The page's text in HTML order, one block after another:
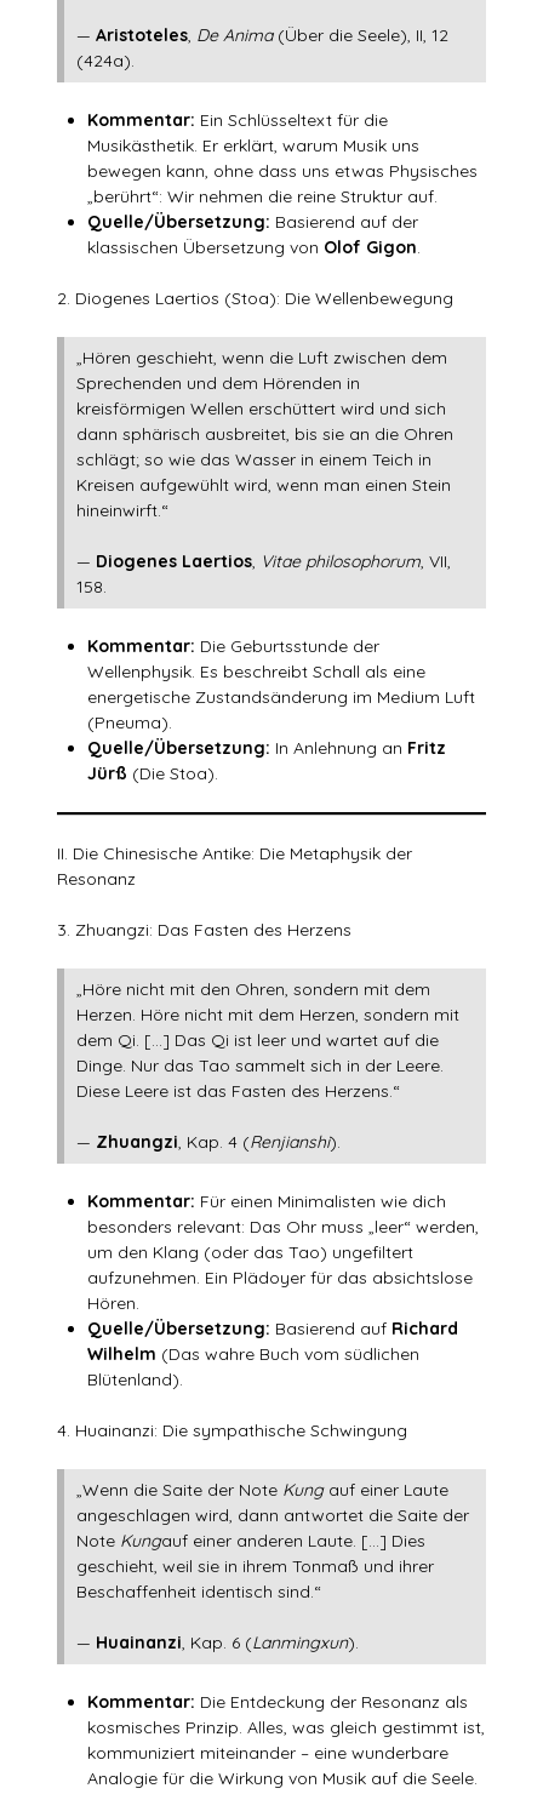
—Aristoteles, De Anima(Über die Seele), II, 12
(424a).
Kommentar: Ein Schlüsseltext für die
Musikästhetik. Er erklärt, warum Musik uns
bewegen kann, ohne dass uns etwas Physisches
„berührt“: Wir nehmen die reine Struktur auf.
Quelle/Übersetzung: Basierend auf der
klassischen Übersetzung von Olof Gigon.
2. Diogenes Laertios (Stoa): Die Wellenbewegung
„Hören geschieht, wenn die Luft zwischen dem
Sprechenden und dem Hörenden in
kreisförmigen Wellen erschüttert wird und sich
dann sphärisch ausbreitet, bis sie an die Ohren
schlägt; so wie das Wasser in einem Teich in
Kreisen aufgewühlt wird, wenn man einen Stein
hineinwirft.“
— Diogenes Laertios, Vitae philosophorum, VII,
158.
Kommentar: Die Geburtsstunde der
Wellenphysik. Es beschreibt Schall als eine
energetische Zustandsänderung im Medium Luft
(Pneuma).
Quelle/Übersetzung: In Anlehnung an Fritz
Jürß (Die Stoa).
II. Die Chinesische Antike: Die Metaphysik der
Resonanz
3. Zhuangzi: Das Fasten des Herzens
„Höre nicht mit den Ohren, sondern mit dem
Herzen. Höre nicht mit dem Herzen, sondern mit
dem Qi. […] Das Qi ist leer und wartet auf die
Dinge. Nur das Tao sammelt sich in der Leere.
Diese Leere ist das Fasten des Herzens.“
— Zhuangzi, Kap. 4 (Renjianshi).
Kommentar: Für einen Minimalisten wie dich
besonders relevant: Das Ohr muss „leer“ werden,
um den Klang (oder das Tao) ungefiltert
aufzunehmen. Ein Plädoyer für das absichtslose
Hören.
Quelle/Übersetzung: Basierend auf Richard
Wilhelm (Das wahre Buch vom südlichen
Blütenland).
4. Huainanzi: Die sympathische Schwingung
„Wenn die Saite der Note Kungauf einer Laute
angeschlagen wird, dann antwortet die Saite der
Note Kungauf einer anderen Laute. […] Dies
geschieht, weil sie in ihrem Tonmaß und ihrer
Beschaffenheit identisch sind.“
— Huainanzi, Kap. 6 (Lanmingxun).
Kommentar: Die Entdeckung der Resonanz als
kosmisches Prinzip. Alles, was gleich gestimmt ist,
kommuniziert miteinander – eine wunderbare
Analogie für die Wirkung von Musik auf die Seele.